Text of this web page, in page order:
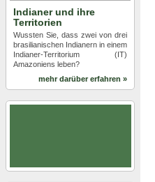
Indianer und ihre
Territorien
Wussten Sie, dass zwei von drei
brasilianischen Indianern in einem
Indianer-Territorium (IT)
Amazoniens leben?
mehr darüber erfahren »